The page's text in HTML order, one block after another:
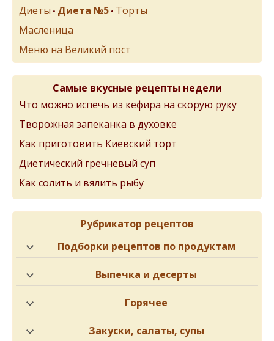
Диеты • Диета №5 • Торты
Масленица
Меню на Великий пост
Самые вкусные рецепты недели
Что можно испечь из кефира на скорую руку
Творожная запеканка в духовке
Как приготовить Киевский торт
Диетический гречневый суп
Как солить и вялить рыбу
Рубрикатор рецептов
Подборки рецептов по продуктам
Выпечка и десерты
Горячее
Закуски, салаты, супы